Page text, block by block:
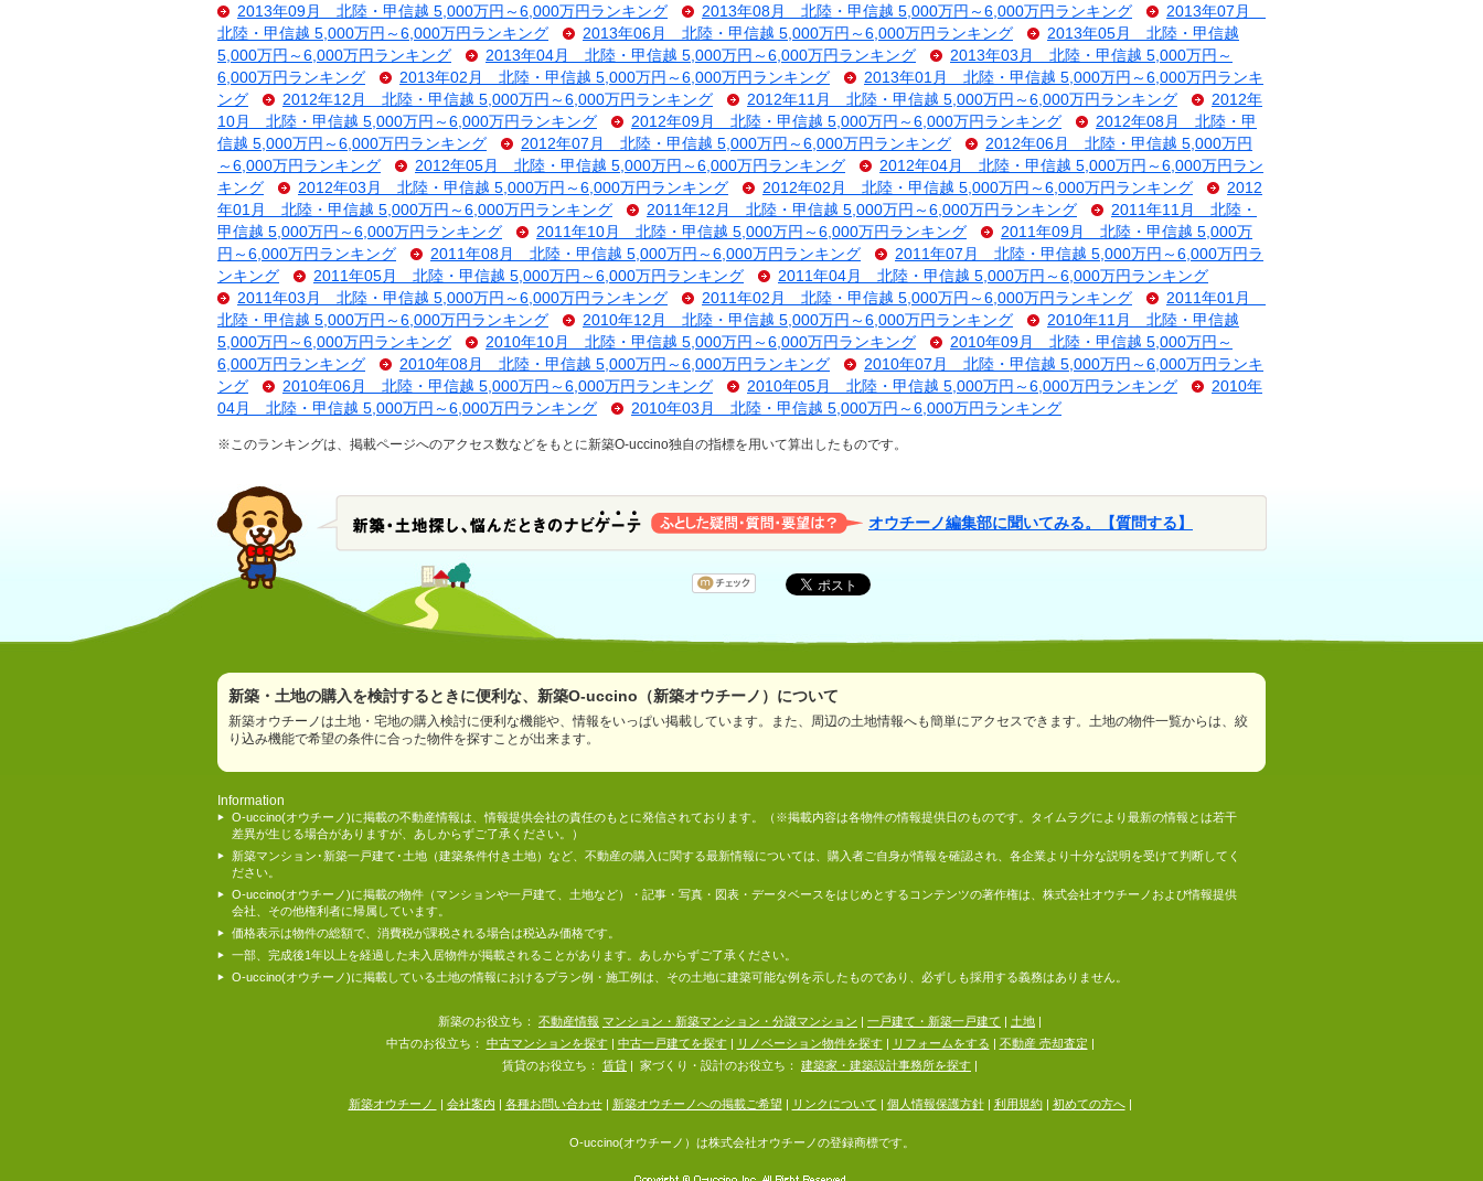
2013年09月 北陸・甲信越 5,000万円～6,000万円ランキング
2013年08月 北陸・甲信越 5,000万円～6,000万円ランキング
2013年07月
北陸・甲信越 5,000万円～6,000万円ランキング
2013年06月 北陸・甲信越 5,000万円～6,000万円ランキング
2013年05月 北陸・甲信越
5,000万円～6,000万円ランキング
2013年04月 北陸・甲信越 5,000万円～6,000万円ランキング
2013年03月 北陸・甲信越 5,000万円～
6,000万円ランキング
2013年02月 北陸・甲信越 5,000万円～6,000万円ランキング
2013年01月 北陸・甲信越 5,000万円～6,000万円ランキ
ング
2012年12月 北陸・甲信越 5,000万円～6,000万円ランキング 2012年11月 北陸・甲信越 5,000万円～6,000万円ランキング
2012年
10月 北陸・甲信越 5,000万円～6,000万円ランキング
2012年09月 北陸・甲信越 5,000万円～6,000万円ランキング
2012年08月 北陸・甲
信越 5,000万円～6,000万円ランキング
2012年07月 北陸・甲信越 5,000万円～6,000万円ランキング
2012年06月 北陸・甲信越 5,000万円
～6,000万円ランキング
2012年05月 北陸・甲信越 5,000万円～6,000万円ランキング
2012年04月 北陸・甲信越 5,000万円～6,000万円ラン
キング
2012年03月 北陸・甲信越 5,000万円～6,000万円ランキング 2012年02月 北陸・甲信越 5,000万円～6,000万円ランキング
2012
年01月 北陸・甲信越 5,000万円～6,000万円ランキング
2011年12月 北陸・甲信越 5,000万円～6,000万円ランキング
2011年11月 北陸・
甲信越 5,000万円～6,000万円ランキング
2011年10月 北陸・甲信越 5,000万円～6,000万円ランキング
2011年09月 北陸・甲信越 5,000万
円～6,000万円ランキング
2011年08月 北陸・甲信越 5,000万円～6,000万円ランキング
2011年07月 北陸・甲信越 5,000万円～6,000万円ラ
ンキング
2011年05月 北陸・甲信越 5,000万円～6,000万円ランキング
2011年04月 北陸・甲信越 5,000万円～6,000万円ランキング
2011年03月 北陸・甲信越 5,000万円～6,000万円ランキング
2011年02月 北陸・甲信越 5,000万円～6,000万円ランキング
2011年01月
北陸・甲信越 5,000万円～6,000万円ランキング
2010年12月 北陸・甲信越 5,000万円～6,000万円ランキング
2010年11月 北陸・甲信越
5,000万円～6,000万円ランキング
2010年10月 北陸・甲信越 5,000万円～6,000万円ランキング
2010年09月 北陸・甲信越 5,000万円～
6,000万円ランキング
2010年08月 北陸・甲信越 5,000万円～6,000万円ランキング
2010年07月 北陸・甲信越 5,000万円～6,000万円ランキ
ング
2010年06月 北陸・甲信越 5,000万円～6,000万円ランキング 2010年05月 北陸・甲信越 5,000万円～6,000万円ランキング
2010年
04月 北陸・甲信越 5,000万円～6,000万円ランキング
2010年03月 北陸・甲信越 5,000万円～6,000万円ランキング
※このランキングは、掲載ページへのアクセス数などをもとに新築O-uccino独自の指標を用いて算出したものです。
オウチーノ編集部に聞いてみる。【質問する】
新築・土地の購入を検討するときに便利な、新築O-uccino（新築オウチーノ）について
新築オウチーノは土地・宅地の購入検討に便利な機能や、情報をいっぱい掲載しています。また、周辺の土地情報へも簡単にアクセスできます。土地の物件一覧からは、絞
り込み機能で希望の条件に合った物件を探すことが出来ます。
Information
O-uccino(オウチーノ)に掲載の不動産情報は、情報提供会社の責任のもとに発信されております。（※掲載内容は各物件の情報提供日のものです。タイムラグにより最新の情報とは若干
差異が生じる場合がありますが、あしからずご了承ください。）
新築マンション･新築一戸建て･土地（建築条件付き土地）など、不動産の購入に関する最新情報については、購入者ご自身が情報を確認され、各企業より十分な説明を受けて判断してく
ださい。
O-uccino(オウチーノ)に掲載の物件（マンションや一戸建て、土地など）・記事・写真・図表・データベースをはじめとするコンテンツの著作権は、株式会社オウチーノおよび情報提供
会社、その他権利者に帰属しています。
価格表示は物件の総額で、消費税が課税される場合は税込み価格です。
一部、完成後1年以上を経過した未入居物件が掲載されることがあります。あしからずご了承ください。
O-uccino(オウチーノ)に掲載している土地の情報におけるプラン例・施工例は、その土地に建築可能な例を示したものであり、必ずしも採用する義務はありません。
新築のお役立ち： 不動産情報 マンション・新築マンション・分譲マンション 一戸建て・新築一戸建て 土地
中古のお役立ち：
中古マンションを探す| 中古一戸建てを探す| リノベーション物件を探す| リフォームをする 不動産 売却査定
賃貸のお役立ち：
賃貸 家づくり・設計のお役立ち： 建築家・建築設計事務所を探す
新築オウチーノ 会社案内 各種お問い合わせ| 新築オウチーノへの掲載ご希望 リンクについて 個人情報保護方針| 利用規約| 初めての方へ|
O-uccino(オウチーノ）は株式会社オウチーノの登録商標です。